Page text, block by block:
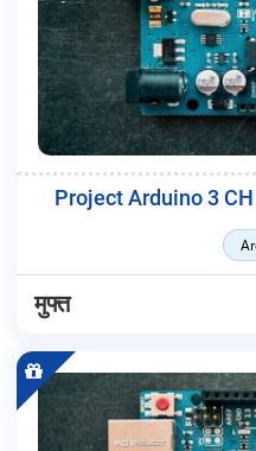
Project Arduino 3
मुफ्त